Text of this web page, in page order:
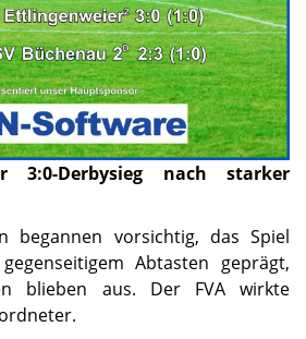
3:0-Derbysieg nach starker
begannen vorsichtig, das Spiel
Abtasten geprägt,
blieben aus. Der FVA wirkte